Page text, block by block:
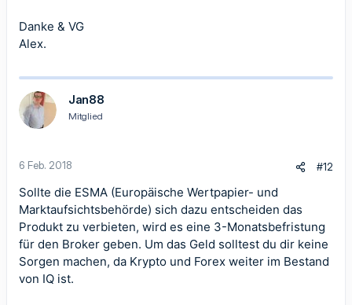
Danke & VG
Alex.
Jan88
Mitglied
6 Feb. 2018 #12
Sollte die ESMA (Europäische Wertpapier- und
Marktaufsichtsbehörde) sich dazu entscheiden das
Produkt zu verbieten, wird es eine 3-Monatsbefristung
für den Broker geben. Um das Geld solltest du dir keine
Sorgen machen, da Krypto und Forex weiter im Bestand
von IQ ist.